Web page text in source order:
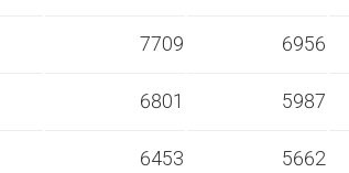
7709 6956
6801 5987
6453 5662